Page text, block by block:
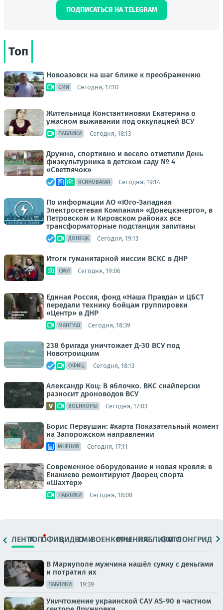
ПОДПИСАТЬСЯ НА TELEGRAM
Топ
Новоазовск на шаг ближе к преображению
СМИ Сегодня, 17:10
Жительница Константиновки Екатерина о
ужасном выживании под оккупацией ВСУ
ПАБЛИКИ Сегодня, 18:13
Дружно, спортивно и весело отметили День
физкультурника в детском саду № 4
«Светлячок»
ЯСИНОВАТАЯ Сегодня, 19:14
По информации АО «Юго-Западная
Электросетевая Компания» «Донецкэнерго», в
Петровском и Кировском районах все
трансформаторные подстанции запитаны
ДОНЕЦК Сегодня, 19:13
Итоги гуманитарной миссии ВСКС в ДНР
СМИ Сегодня, 19:06
Единая Россия, фонд «Наша Правда» и ЦБСТ
передали технику бойцам группировки
«Центр» в ДНР
МАНГУШ Сегодня, 18:39
238 бригада уничтожает Д-30 ВСУ под
Новотроицким
ОФИЦ. Сегодня, 18:13
Александр Коц: В яблочко. ВКС снайперски
разносит дроноводов ВСУ
ВОЕНКОРЫ Сегодня, 17:03
Борис Первушин: #карта Показательный момент
на Запорожском направлении
МНЕНИЯ Сегодня, 17:11
Современное оборудование и новая кровля: в
Енакиево ремонтируют Дворец спорта
«Шахтёр»
ПАБЛИКИ Сегодня, 18:08
ЛЕНТАТОПОФИЦ.ВИДЕОСМИВОЕНКОРЫМНЕНИЯПАБЛИКИ
ФОТОЛОНГРИДЫ
В Мариуполе мужчина нашёл сумку с деньгами
и потратил их
ПАБЛИКИ 19:39
Уничтожение украинской САУ AS-90 в частном